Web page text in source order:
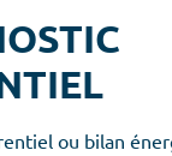
ou bilan